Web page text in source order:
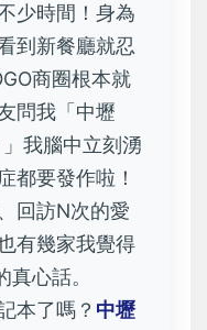
少時間！身為
到新餐廳就忍
商圈根本就
問我「中壢
我腦中立刻湧
都要發作啦！
回訪N次的愛
有幾家我覺得
心話。
本了嗎？ 中壢